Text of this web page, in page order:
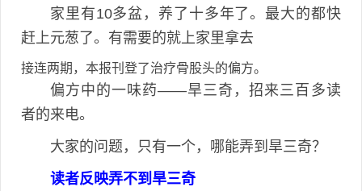
家里有10多盆，养了十多年了。最大的都快
赶上元葱了。有需要的就上家里拿去
接连两期，本报刊登了治疗骨股头的偏方。
偏方中的一味药——旱三奇，招来三百多读
者的来电。
大家的问题，只有一个，哪能弄到旱三奇？
读者反映弄不到旱三奇